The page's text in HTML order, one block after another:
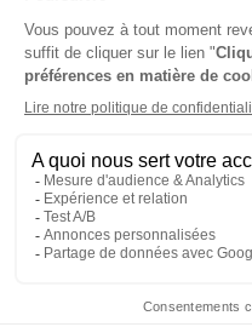
ℹ️Note :les codes
valables sur ce titre.
Présentation du
Fait main est fait pour les
d’aiguilles, couture,
les ouvrages s'adressent
Chaque mois, ce